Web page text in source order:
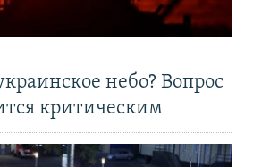
небо? Вопрос
критическим